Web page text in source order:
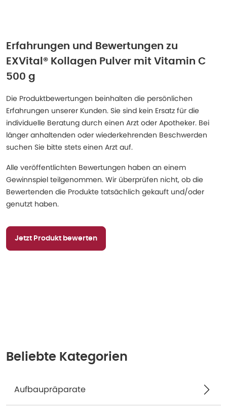
Erfahrungen und Bewertungen zu
EXVital® Kollagen Pulver mit Vitamin C
500 g
Die Produktbewertungen beinhalten die persönlichen
Erfahrungen unserer Kunden. Sie sind kein Ersatz für die
individuelle Beratung durch einen Arzt oder Apotheker. Bei
länger anhaltenden oder wiederkehrenden Beschwerden
suchen Sie bitte stets einen Arzt auf.
Alle veröffentlichten Bewertungen haben an einem
Gewinnspiel teilgenommen. Wir überprüfen nicht, ob die
Bewertenden die Produkte tatsächlich gekauft und/oder
genutzt haben.
Jetzt Produkt bewerten
Beliebte Kategorien
Aufbaupräparate